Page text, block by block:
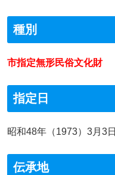
種別
市指定無形民俗文化財
指定日
昭和48年（1973）3月3日
伝承地